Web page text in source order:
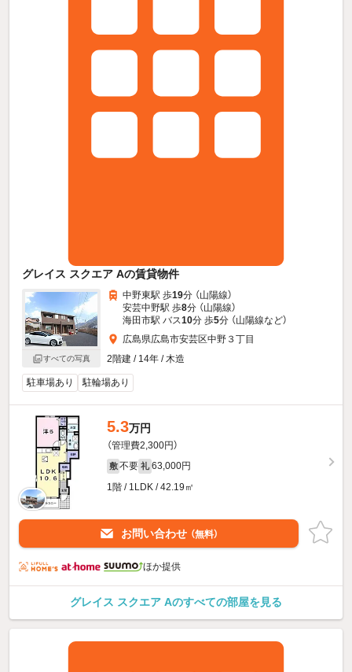
グレイス スクエア Aの賃貸物件
すべての写真
中野東駅 歩19分 （山陽線）
安芸中野駅 歩8分 （山陽線）
海田市駅 バス10分 歩5分 （山陽線など）
広島県広島市安芸区中野３丁目
2階建 / 14年 / 木造
駐車場あり 駐輪場あり
5.3万円
（管理費2,300円）
敷 不要 礼 63,000円
1階 / 1LDK / 42.19㎡
お問い合わせ （無料）
ほか提供
グレイス スクエア Aのすべての部屋を見る